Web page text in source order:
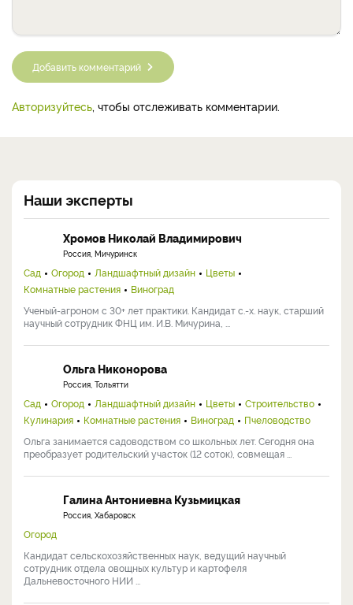
Добавить комментарий
Авторизуйтесь, чтобы отслеживать комментарии.
Наши эксперты
Хромов Николай Владимирович
Россия, Мичуринск
Сад Огород Ландшафтный дизайн
Цветы
Комнатные растения
Виноград
Ученый-агроном с 30+ лет практики. Кандидат с.-х. наук, старший
научный сотрудник ФНЦ им. И.В. Мичурина, ...
Ольга Никонорова
Россия, Тольятти
Сад Огород Ландшафтный дизайн Цветы
Строительство
Кулинария
Комнатные растения Виноград
Пчеловодство
Ольга занимается садоводством со школьных лет. Сегодня она
преобразует родительский участок (12 соток), совмещая ...
Галина Антониевна Кузьмицкая
Россия, Хабаровск
Огород
Кандидат сельскохозяйственных наук, ведущий научный
сотрудник отдела овощных культур и картофеля
Дальневосточного НИИ ...